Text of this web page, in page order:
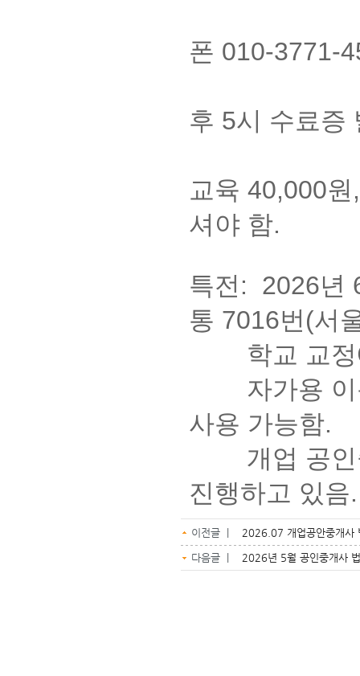
폰 010-3771-
후 5시 수료증
교육 40,000
셔야 함.
특전: 2026년
통 7016번(서
학교 교정
자가용 이용
사용 가능함.
개업 공인중
진행하고 있
이전글 | 2026.07 개업공안중개사
다음글 | 2026년 5월 공인중개사